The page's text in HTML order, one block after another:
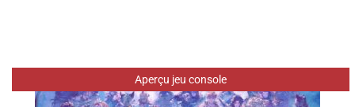
Aperçu jeu console